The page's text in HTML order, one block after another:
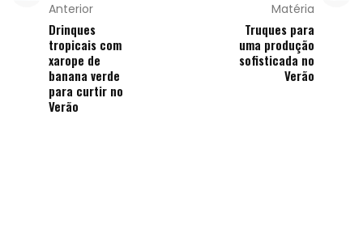
Anterior
Drinques
tropicais com
xarope de
banana verde
para curtir no
Verão
Matéria
Truques para
uma produção
sofisticada no
Verão